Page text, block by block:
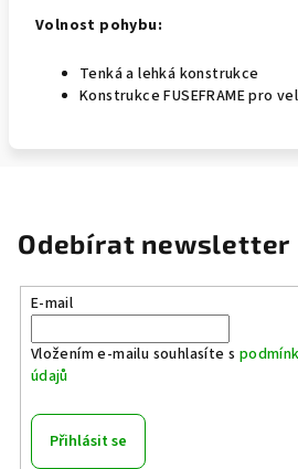
Volnost pohybu:
Tenká a lehká konstrukce
Konstrukce FUSEFRAME pro
Odebírat newsletter
E-mail
Vložením e-mailu souhlasíte s
údajů
Přihlásit se